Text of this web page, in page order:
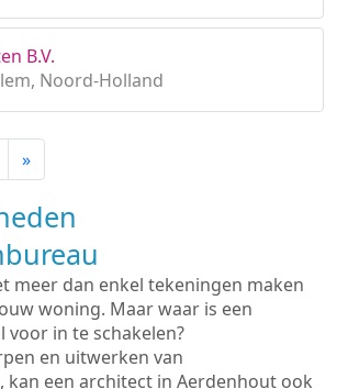
B.V.
Noord-Holland
»
meer dan enkel tekeningen maken
woning. Maar waar is een
voor in te schakelen?
en uitwerken van
kan een architect in Aerdenhout ook